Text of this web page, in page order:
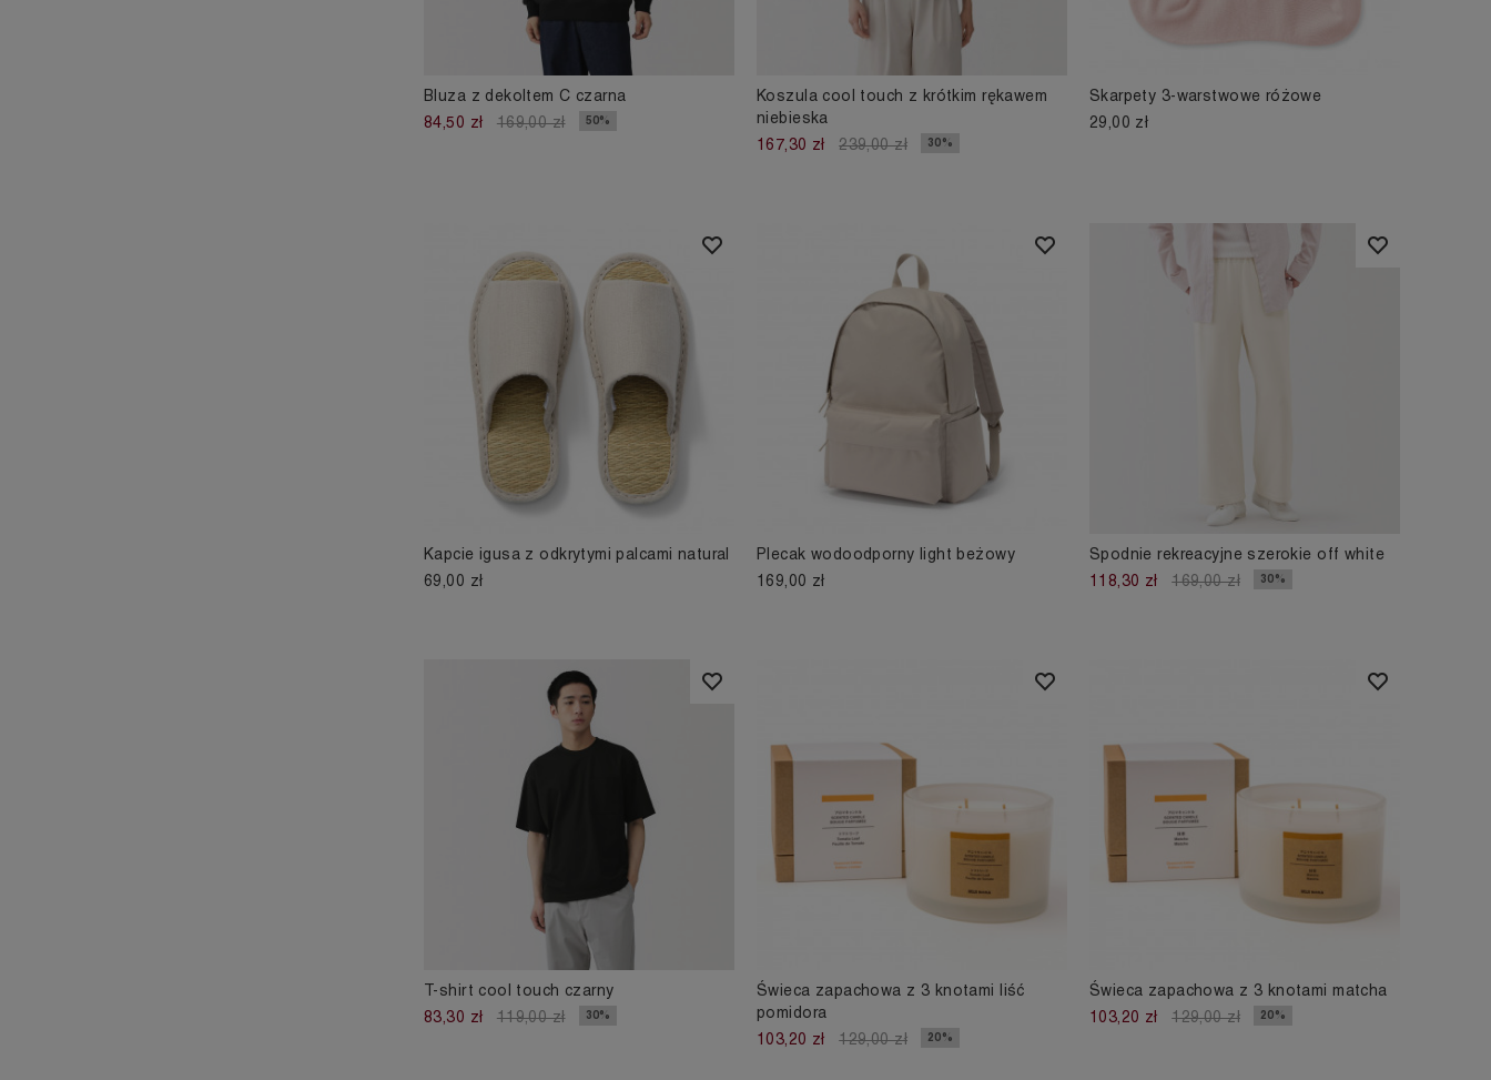
Bluza z dekoltem C czarna
84,50 zł
169,00 zł 50%
Koszula cool touch z krótkim rękawem
niebieska
167,30 zł
239,00 zł 30%
Skarpety 3-warstwowe różowe
29,00 zł
Kapcie igusa z odkrytymi palcami natural
69,00 zł
Plecak wodoodporny light beżowy
169,00 zł
Spodnie rekreacyjne szerokie off white
118,30 zł
169,00 zł 30%
T-shirt cool touch czarny
83,30 zł
119,00 zł 30%
Świeca zapachowa z 3 knotami liść
pomidora
103,20 zł
129,00 zł 20%
Świeca zapachowa z 3 knotami matcha
103,20 zł
129,00 zł 20%